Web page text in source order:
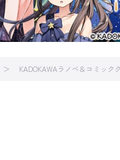
KADOKAWAラノベ＆コミック